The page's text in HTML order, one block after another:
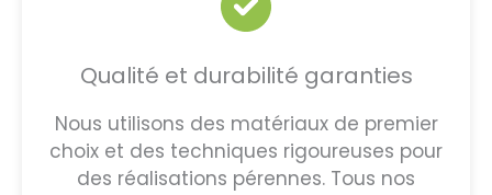
Qualité et durabilité garanties
Nous utilisons des matériaux de premier
choix et des techniques rigoureuses pour
des réalisations pérennes. Tous nos